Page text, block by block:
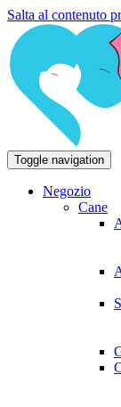
Salta al contenuto
Toggle navigation
Negozio
Cane